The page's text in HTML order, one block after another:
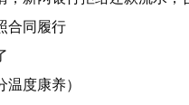
合同履行
温度康养）